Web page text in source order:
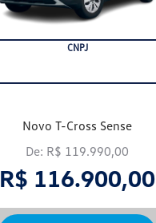
PRODUTOR RURAL
Novo T-Cross Sense
De: R$ 119.990,00
R$ 116.900,00